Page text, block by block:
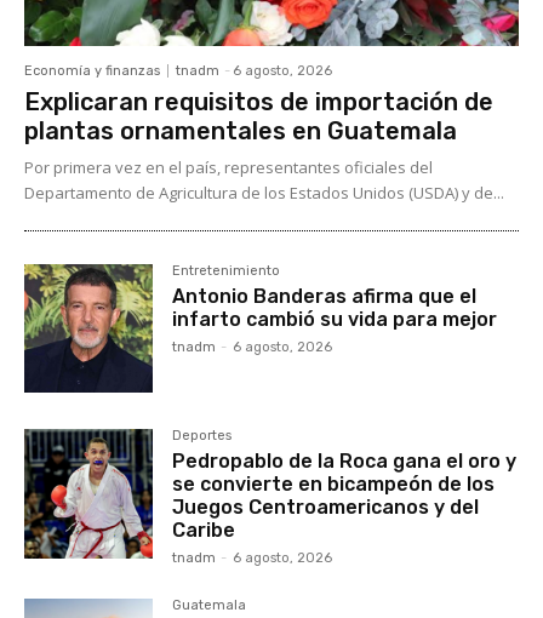
Economía y finanzas tnadm - 6 agosto, 2026
Explicaran requisitos de importación de
plantas ornamentales en Guatemala
Por primera vez en el país, representantes oficiales del
Departamento de Agricultura de los Estados Unidos (USDA) y de...
Entretenimiento
Antonio Banderas afirma que el
infarto cambió su vida para mejor
tnadm - 6 agosto, 2026
Deportes
Pedropablo de la Roca gana el oro y
se convierte en bicampeón de los
Juegos Centroamericanos y del
Caribe
tnadm - 6 agosto, 2026
Guatemala